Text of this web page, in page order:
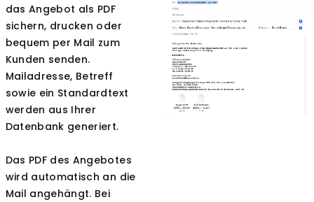
das Angebot als PDF
sichern, drucken oder
bequem per Mail zum
Kunden senden.
Mailadresse, Betreff
sowie ein Standardtext
werden aus Ihrer
Datenbank generiert.
Das PDF des Angebotes
wird automatisch an die
Mail angehängt. Bei